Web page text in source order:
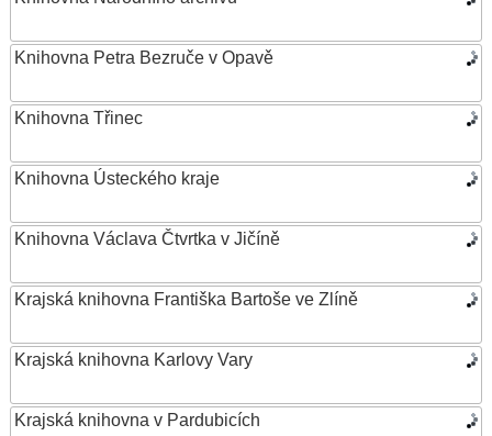
Knihovna Petra Bezruče v Opavě
Knihovna Třinec
Knihovna Ústeckého kraje
Knihovna Václava Čtvrtka v Jičíně
Krajská knihovna Františka Bartoše ve Zlíně
Krajská knihovna Karlovy Vary
Krajská knihovna v Pardubicích